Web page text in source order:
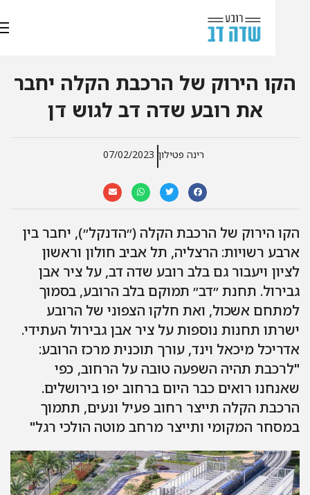
הירוק של הרכבת הקלה יחבר
את רובע שדה דב לגוש דן
רינה פטילון 07/02/2023
הירוק של הרכבת הקלה (״הדנקל״), יחבר בין
רשויות: הרצליה, תל אביב חולון וראשון
ויעבור גם בלב רובע שדה דב, על ציר אבן
תחנת ״דב״ תמוקם בלב הרובע, בסמוך
אשכול, ואת חלקו הצפוני של הרובע
תחנות נוספות על ציר אבן גבירול העתידי.
מיכאל וינד, עורך תוכנית מרכז הרובע:
תהיה השפעה טובה על הרחוב, כפי
רואים כבר היום ברחוב יפו בירושלים.
הקלה תייצר רחוב פעיל ונעים, תתמוך
המקומי ותייצר מרחב מוטה הולכי רגל"